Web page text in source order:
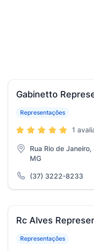
Gabinetto
Representações
1
Rua Rio de
MG
(37) 3222-8233
Rc Alves
Representações